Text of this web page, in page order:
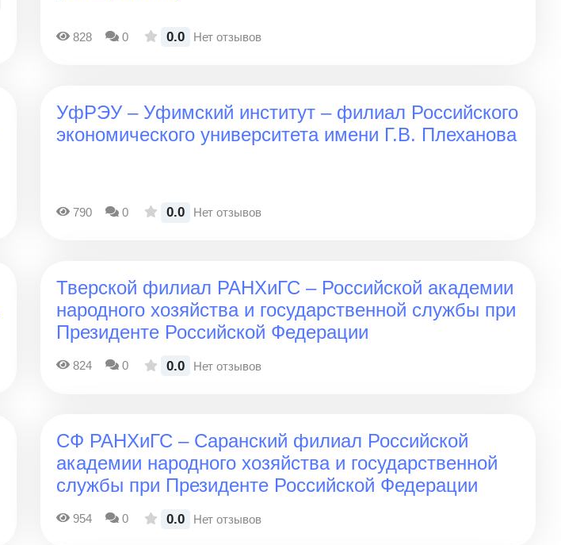
828 0 0.0 Нет отзывов
УфРЭУ – Уфимский институт – филиал Российского
экономического университета имени Г.В. Плеханова
790 0 0.0 Нет отзывов
Тверской филиал РАНХиГС – Российской академии
народного хозяйства и государственной службы при
Президенте Российской Федерации
824 0 0.0 Нет отзывов
СФ РАНХиГС – Саранский филиал Российской
академии народного хозяйства и государственной
службы при Президенте Российской Федерации
954 0 0.0 Нет отзывов